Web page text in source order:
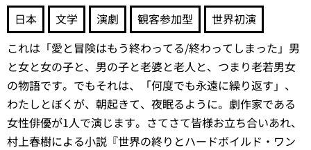
日本 文学 演劇 観客参加型
世界初演
これは「愛と冒険はもう終わってる/終わってしまった」男
と女と女の子と、男の子と老婆と老人と、つまり老若男女
の物語です。でもそれは、「何度でも永遠に繰り返す」、
わたしとぼくが、朝起きて、夜眠るように。劇作家である
女性俳優が1人で演じます。さてさて皆様お立ち合いあれ、
村上春樹による小説『世界の終りとハードボイルド・ワン